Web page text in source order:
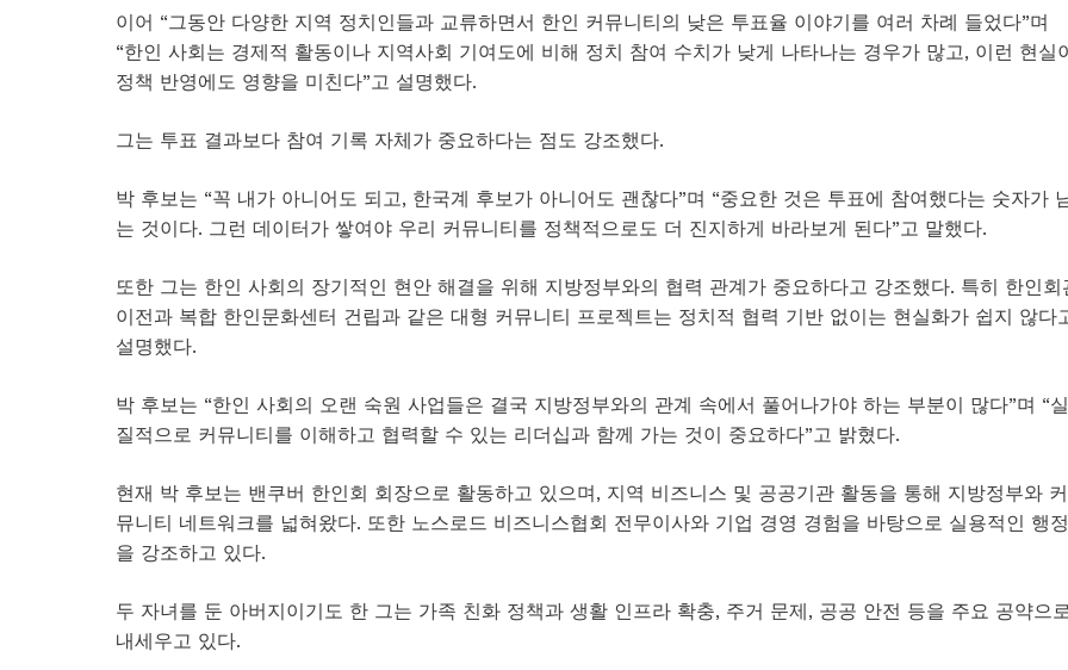
이어 “그동안 다양한 지역 정치인들과 교류하면서 한인 커뮤니티의 낮은 투표율 이야기를 여러 차례 들었다”며
“한인 사회는 경제적 활동이나 지역사회 기여도에 비해 정치 참여 수치가 낮게 나타나는 경우가 많고, 이런 현실
정책 반영에도 영향을 미친다”고 설명했다.
그는 투표 결과보다 참여 기록 자체가 중요하다는 점도 강조했다.
박 후보는 “꼭 내가 아니어도 되고, 한국계 후보가 아니어도 괜찮다”며 “중요한 것은 투표에 참여했다는 숫자가
는 것이다. 그런 데이터가 쌓여야 우리 커뮤니티를 정책적으로도 더 진지하게 바라보게 된다”고 말했다.
또한 그는 한인 사회의 장기적인 현안 해결을 위해 지방정부와의 협력 관계가 중요하다고 강조했다. 특히 한인회
이전과 복합 한인문화센터 건립과 같은 대형 커뮤니티 프로젝트는 정치적 협력 기반 없이는 현실화가 쉽지 않다
설명했다.
박 후보는 “한인 사회의 오랜 숙원 사업들은 결국 지방정부와의 관계 속에서 풀어나가야 하는 부분이 많다”며 “실
질적으로 커뮤니티를 이해하고 협력할 수 있는 리더십과 함께 가는 것이 중요하다”고 밝혔다.
현재 박 후보는 밴쿠버 한인회 회장으로 활동하고 있으며, 지역 비즈니스 및 공공기관 활동을 통해 지방정부와 커
뮤니티 네트워크를 넓혀왔다. 또한 노스로드 비즈니스협회 전무이사와 기업 경영 경험을 바탕으로 실용적인 행정
을 강조하고 있다.
두 자녀를 둔 아버지이기도 한 그는 가족 친화 정책과 생활 인프라 확충, 주거 문제, 공공 안전 등을 주요 공약으로
내세우고 있다.